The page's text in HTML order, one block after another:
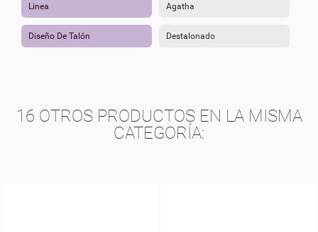
Linea Agatha
Diseño De Talón Destalonado
16 OTROS PRODUCTOS EN LA MISMA
CATEGORÍA: